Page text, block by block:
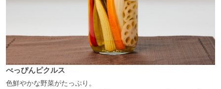
べっぴんピクルス
色鮮やかな野菜がたっぷり。